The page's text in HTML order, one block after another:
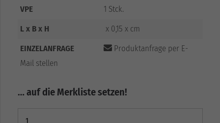
VPE
1 Stck.
L x B x H
x 0,15 x cm
EINZELANFRAGE
Produktanfrage per E-
Mail stellen
… auf die Merkliste setzen!